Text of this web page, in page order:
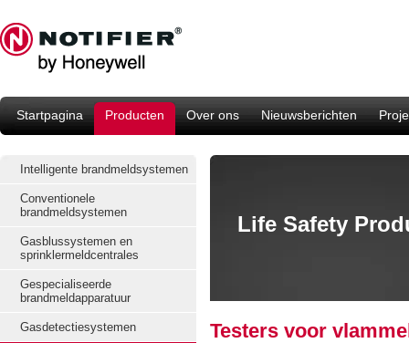
Startpagina Producten Over ons Nieuwsberichten
Intelligente brandmeldsystemen
Conventionele
brandmeldsystemen
Gasblussystemen en
sprinklermeldcentrales
Gespecialiseerde
brandmeldapparatuur
Gasdetectiesystemen
Life Safety
Testers voor